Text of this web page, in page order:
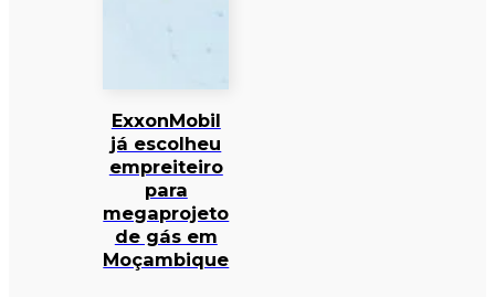
ExxonMobil
já escolheu
empreiteiro
para
megaprojeto
de gás em
Moçambique